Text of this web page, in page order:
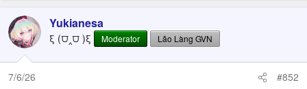
Yukianesa
ξ (⩌‸⩌ )ξ Moderator Lão Làng GVN
7/6/26 #852